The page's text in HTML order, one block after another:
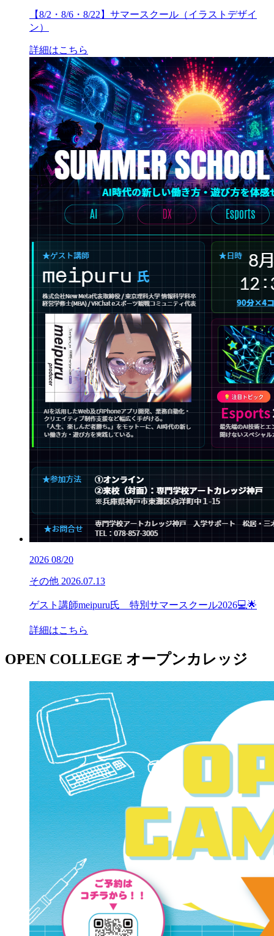
【8/2・8/6・8/22】サマースクール（イラストデザイ
ン）
詳細はこちら
2026 08/20
その他 2026.07.13
ゲスト講師meipuru氏 特別サマースクール2026💻🌟
詳細はこちら
OPEN COLLEGE オープンカレッジ